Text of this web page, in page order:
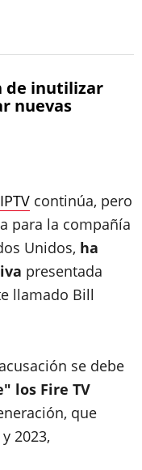
de inutilizar
nuevas
continúa, pero
para la compañía
Unidos, ha
presentada
llamado Bill
se debe
los Fire TV
que
2023,